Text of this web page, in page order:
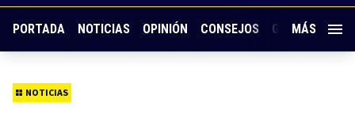
PORTADA NOTICIAS OPINIÓN CONSEJOS GUARDIA
MÁS
NOTICIAS